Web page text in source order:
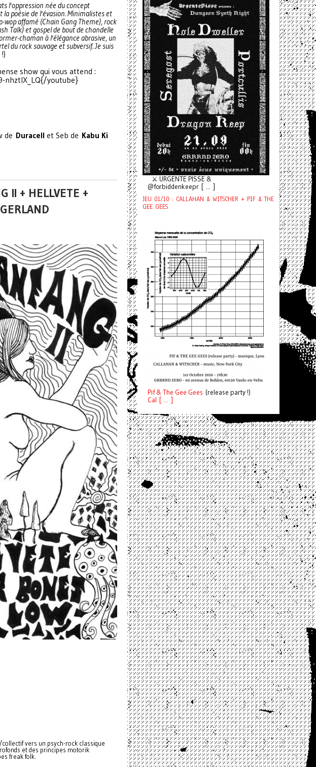
l'oppression née du concept
poésie de l'évasion. Minimalistes et
affamé (Chain Gang Theme), rock
Talk) et gospel de bout de chandelle
chaman à l'élégance abrasive, un
du rock sauvage et subversif. Je suis
!)
show qui vous attend :
nhztlX_LQ{/youtube}
de Duracell et Seb de Kabu Ki
II + HELLVETE +
vers un psych-rock classique
et des principes motorik
freak folk.
⚔️ URGENTE PISSE &
@forbiddenkeepr [ ... ]
JEU 01/10 : CALLAHAN & WITSCHER + PIF & THE
GEE GEES
Pif& The Gee Gees (release party !)
Cal [ ... ]